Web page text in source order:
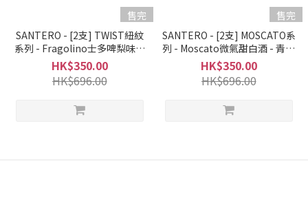
售完
SANTERO - [2支] TWIST紐紋
系列 - Fragolino士多啤梨味甜
氣酒+Moscato水蜜桃味甜氣酒
HK$350.00
HK$696.00
售完
SANTERO - [2支] MOSCATO系
列 - Moscato微氣甜白酒 - 青檸
味+TWIST紐紋系列Fragolino
甜葡萄氣酒
HK$350.00
HK$696.00